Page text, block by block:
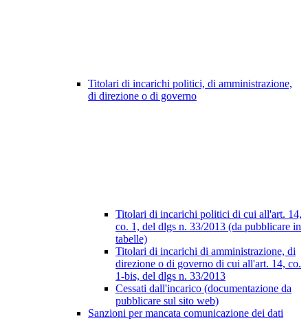
Titolari di incarichi politici, di amministrazione,
di direzione o di governo
Titolari di incarichi politici di cui all'art. 14,
co. 1, del dlgs n. 33/2013 (da pubblicare in
tabelle)
Titolari di incarichi di amministrazione, di
direzione o di governo di cui all'art. 14, co.
1-bis, del dlgs n. 33/2013
Cessati dall'incarico (documentazione da
pubblicare sul sito web)
Sanzioni per mancata comunicazione dei dati